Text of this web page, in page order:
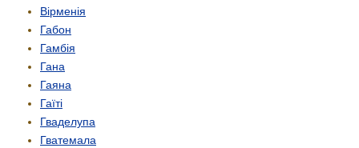
Вірменія
Габон
Гамбія
Гана
Гаяна
Гаїті
Гваделупа
Гватемала